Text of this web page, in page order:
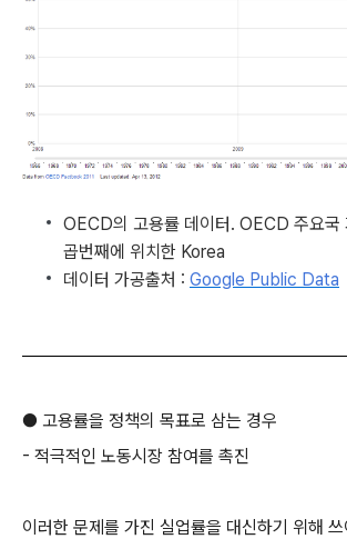
OECD의 고용률 데이터. OECD 주요국
곱번째에 위치한 Korea
데이터 가공출처 : Google Public Data
● 고용률을 정책의 목표로 삼는 경우
- 적극적인 노동시장 참여를 촉진
이러한 문제를 가진 실업률을 대신하기 위해